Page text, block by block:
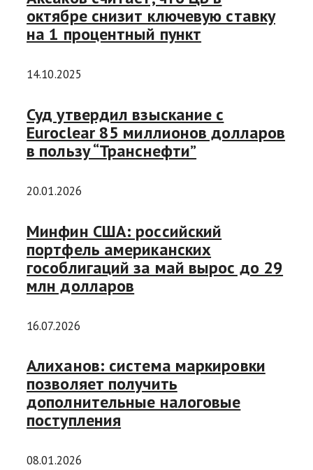
октябре снизит ключевую ставку
на 1 процентный пункт
14.10.2025
Суд утвердил взыскание с
Euroclear 85 миллионов долларов
в пользу “Транснефти”
20.01.2026
Минфин США: российский
портфель американских
гособлигаций за май вырос до 29
млн долларов
16.07.2026
Алиханов: система маркировки
позволяет получить
дополнительные налоговые
поступления
08.01.2026